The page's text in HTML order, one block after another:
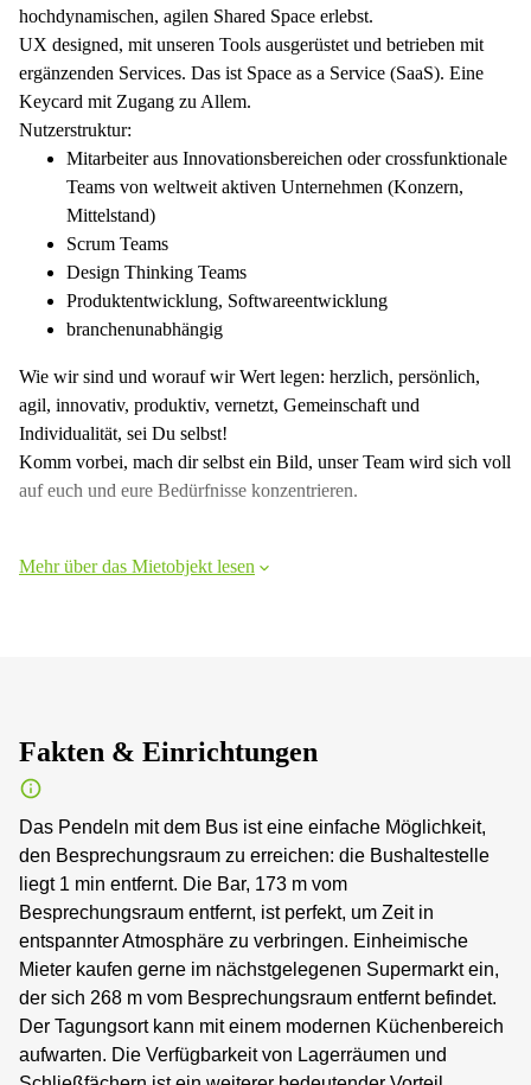
hochdynamischen, agilen Shared Space erlebst.
UX designed, mit unseren Tools ausgerüstet und betrieben mit
ergänzenden Services. Das ist Space as a Service (SaaS). Eine
Keycard mit Zugang zu Allem.
Nutzerstruktur:
Mitarbeiter aus Innovationsbereichen oder crossfunktionale
Teams von weltweit aktiven Unternehmen (Konzern,
Mittelstand)
Scrum Teams
Design Thinking Teams
Produktentwicklung, Softwareentwicklung
branchenunabhängig
Wie wir sind und worauf wir Wert legen: herzlich, persönlich,
agil, innovativ, produktiv, vernetzt, Gemeinschaft und
Individualität, sei Du selbst!
Komm vorbei, mach dir selbst ein Bild, unser Team wird sich voll
auf euch und eure Bedürfnisse konzentrieren.
Mehr über das Mietobjekt lesen
Fakten & Einrichtungen
Das Pendeln mit dem Bus ist eine einfache Möglichkeit,
den Besprechungsraum zu erreichen: die Bushaltestelle
liegt 1 min entfernt. Die Bar, 173 m vom
Besprechungsraum entfernt, ist perfekt, um Zeit in
entspannter Atmosphäre zu verbringen. Einheimische
Mieter kaufen gerne im nächstgelegenen Supermarkt ein,
der sich 268 m vom Besprechungsraum entfernt befindet.
Der Tagungsort kann mit einem modernen Küchenbereich
aufwarten. Die Verfügbarkeit von Lagerräumen und